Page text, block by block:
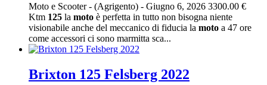
Moto e Scooter- (Agrigento) - Giugno 6, 2026 3300.00 €
Ktm 125 la moto è perfetta in tutto non bisogna niente
visionabile anche del meccanico di fiducia la moto a 47 ore
come accessori ci sono marmitta sca...
Brixton 125 Felsberg 2022